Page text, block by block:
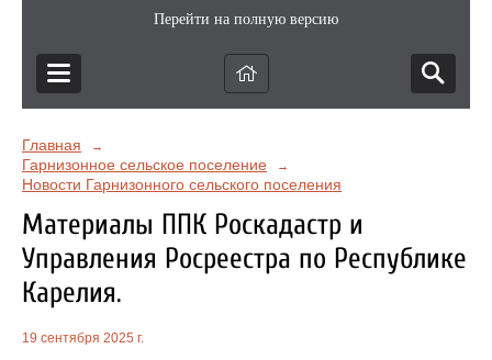
Перейти на полную версию
Главная →
Гарнизонное сельское поселение →
Новости Гарнизонного сельского поселения
Материалы ППК Роскадастр и
Управления Росреестра по Республике
Карелия.
19 сентября 2025 г.